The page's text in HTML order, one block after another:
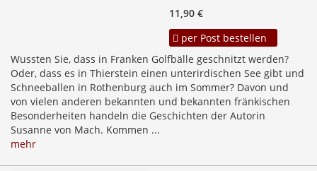
11,90 €
per Post bestellen
Wussten Sie, dass in Franken Golfbälle geschnitzt werden?
Oder, dass es in Thierstein einen unterirdischen See gibt und
Schneeballen in Rothenburg auch im Sommer? Davon und
von vielen anderen bekannten und bekannten fränkischen
Besonderheiten handeln die Geschichten der Autorin
Susanne von Mach. Kommen ...
mehr